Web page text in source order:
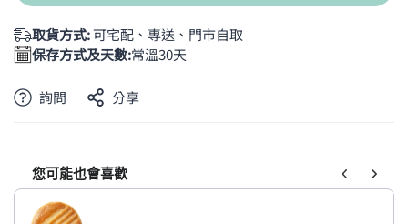
取貨方式:可宅配、專送、門市自取
保存方式及天數:常溫30天
詢問 分享
您可能也會喜歡
Use the Previous and Next buttons to navigate through product